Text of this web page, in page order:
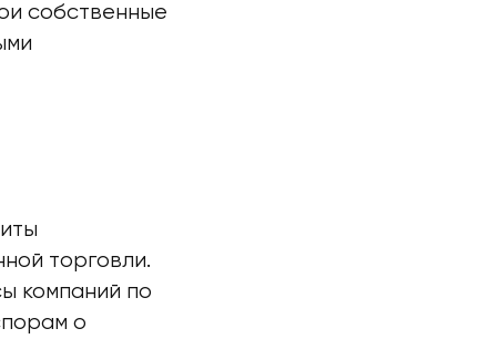
собственные
торговли.
компаний по
о